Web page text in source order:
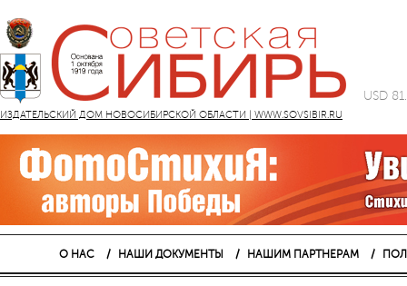
ИЗДАТЕЛЬСКИЙ ДОМ НОВОСИБИРСКОЙ ОБЛАСТИ | WWW.SOVSIBIR.RU
USD
О НАС НАШИ ДОКУМЕНТЫ НАШИМ ПАРТНЕРАМ